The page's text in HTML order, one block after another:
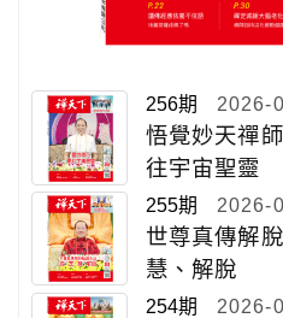
256期 2026-
悟覺妙天禪
往宇宙聖靈
255期 2026-
世尊真傳解
慧、解脫
254期 2026-